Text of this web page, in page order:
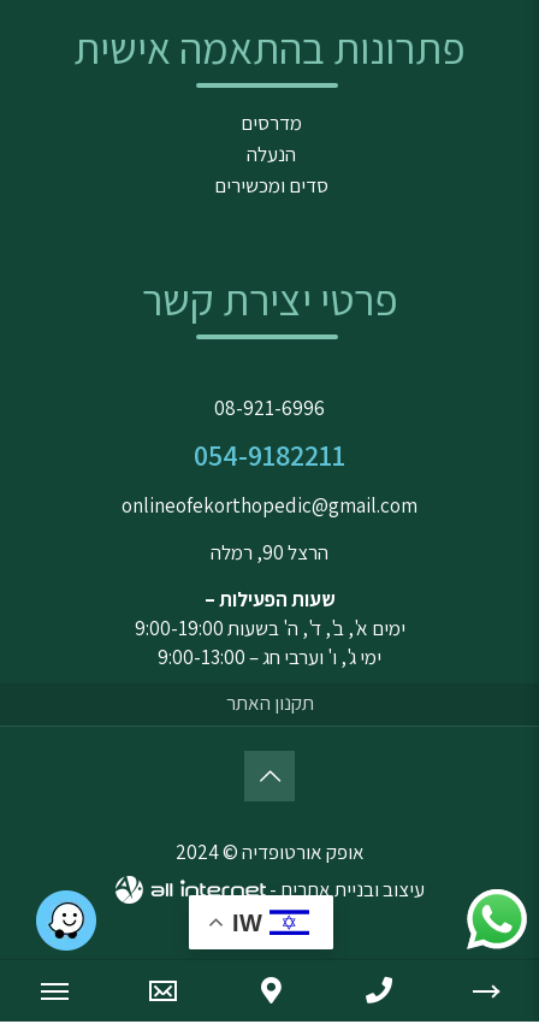
פתרונות בהתאמה אישית
מדרסים
הנעלה
סדים ומכשירים
פרטי יצירת קשר
08-921-6996
054-9182211
onlineofekorthopedic@gmail.com
הרצל 90, רמלה
שעות הפעילות –
ימים א', ב', ד', ה' בשעות 9:00-19:00
ימי ג', ו' וערבי חג – 9:00-13:00
תקנון האתר
אופק אורטופדיה © 2024
עיצוב ובניית אתרים -
IW